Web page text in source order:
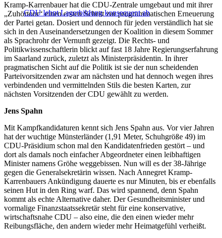
CDU lehnt Lagerbildung konsequent ab
Kramp-Karrenbauer hat die CDU-Zentrale umgebaut und mit ihrer
„Zuhörtour“ einen ersten Schritt zur programmatischen Erneuerung
der Partei getan. Dosiert und dennoch für jeden verständlich hat sie
sich in den Auseinandersetzungen der Koalition in diesem Sommer
als Sprachrohr der Vernunft gezeigt. Die Rechts- und
Politikwissenschaftlerin blickt auf fast 18 Jahre Regierungserfahrung
im Saarland zurück, zuletzt als Ministerpräsidentin. In ihrer
pragmatischen Sicht auf die Politik ist sie der nun scheidenden
Parteivorsitzenden zwar am nächsten und hat dennoch wegen ihres
verbindenden und vermittelnden Stils die besten Karten, zur
nächsten Vorsitzenden der CDU gewählt zu werden.
Jens Spahn
Mit Kampfkandidaturen kennt sich Jens Spahn aus. Vor vier Jahren
hat der wuchtige Münsterländer (1,91 Meter, Schuhgröße 49) im
CDU-Präsidium schon mal den Kandidatenfrieden gestört – und
dort als damals noch einfacher Abgeordneter einen leibhaftigen
Minister namens Gröhe weggebissen. Nun will es der 38-Jährige
gegen die Generalsekretärin wissen. Nach Annegret Kramp-
Karrenbauers Ankündigung dauerte es nur Minuten, bis er ebenfalls
seinen Hut in den Ring warf. Das wird spannend, denn Spahn
kommt als echte Alternative daher. Der Gesundheitsminister und
vormalige Finanzstaatssekretär steht für eine konservative,
wirtschaftsnahe CDU – also eine, die den einen wieder mehr
Reibungsfläche, den andern wieder mehr Heimatgefühl verheißt.